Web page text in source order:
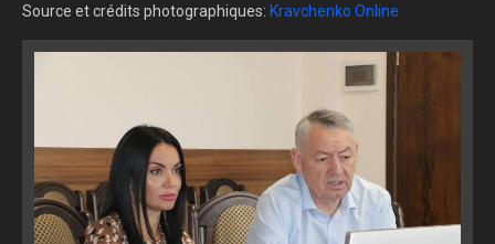
Source et crédits photographiques: Kravchenko Online